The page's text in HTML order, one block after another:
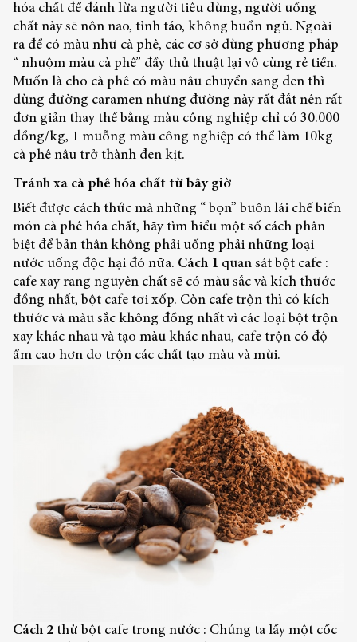
hóa chất để đánh lừa người tiêu dùng, người uống
chất này sẽ nôn nao, tỉnh táo, không buồn ngủ. Ngoài
ra để có màu như cà phê, các cơ sở dùng phương pháp
“ nhuộm màu cà phê” đầy thủ thuật lại vô cùng rẻ tiền.
Muốn là cho cà phê có màu nâu chuyển sang đen thì
dùng đường caramen nhưng đường này rất đắt nên rất
đơn giản thay thế bằng màu công nghiệp chỉ có 30.000
đồng/kg, 1 muỗng màu công nghiệp có thể làm 10kg
cà phê nâu trở thành đen kịt.
Tránh xa cà phê hóa chất từ bây giờ
Biết được cách thức mà những “ bọn” buôn lái chế biến
món cà phê hóa chất, hãy tìm hiểu một số cách phân
biệt để bản thân không phải uống phải những loại
nước uống độc hại đó nữa. Cách 1 quan sát bột cafe :
cafe xay rang nguyên chất sẽ có màu sắc và kích thước
đồng nhất, bột cafe tơi xốp. Còn cafe trộn thì có kích
thước và màu sắc không đồng nhất vì các loại bột trộn
xay khác nhau và tạo màu khác nhau, cafe trộn có độ
ẩm cao hơn do trộn các chất tạo màu và mùi.
Cách 2 thử bột cafe trong nước : Chúng ta lấy một cốc